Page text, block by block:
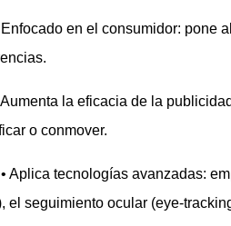
en el consumidor: pone al
la eficacia de la publicidad.
o conmover.
tecnologías avanzadas:
el seguimiento ocular (eye-